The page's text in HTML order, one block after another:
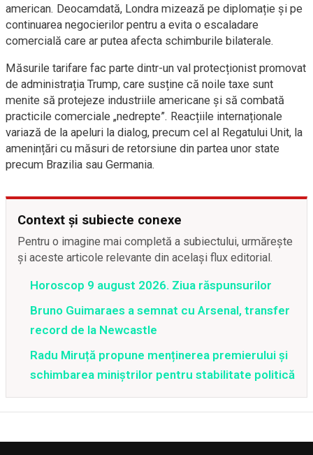
american. Deocamdată, Londra mizează pe diplomație și pe
continuarea negocierilor pentru a evita o escaladare
comercială care ar putea afecta schimburile bilaterale.
Măsurile tarifare fac parte dintr-un val protecționist promovat
de administrația Trump, care susține că noile taxe sunt
menite să protejeze industriile americane și să combată
practicile comerciale „nedrepte”. Reacțiile internaționale
variază de la apeluri la dialog, precum cel al Regatului Unit, la
amenințări cu măsuri de retorsiune din partea unor state
precum Brazilia sau Germania.
Context și subiecte conexe
Pentru o imagine mai completă a subiectului, urmărește
și aceste articole relevante din același flux editorial.
Horoscop 9 august 2026. Ziua răspunsurilor
Bruno Guimaraes a semnat cu Arsenal, transfer
record de la Newcastle
Radu Miruță propune menținerea premierului și
schimbarea miniștrilor pentru stabilitate politică